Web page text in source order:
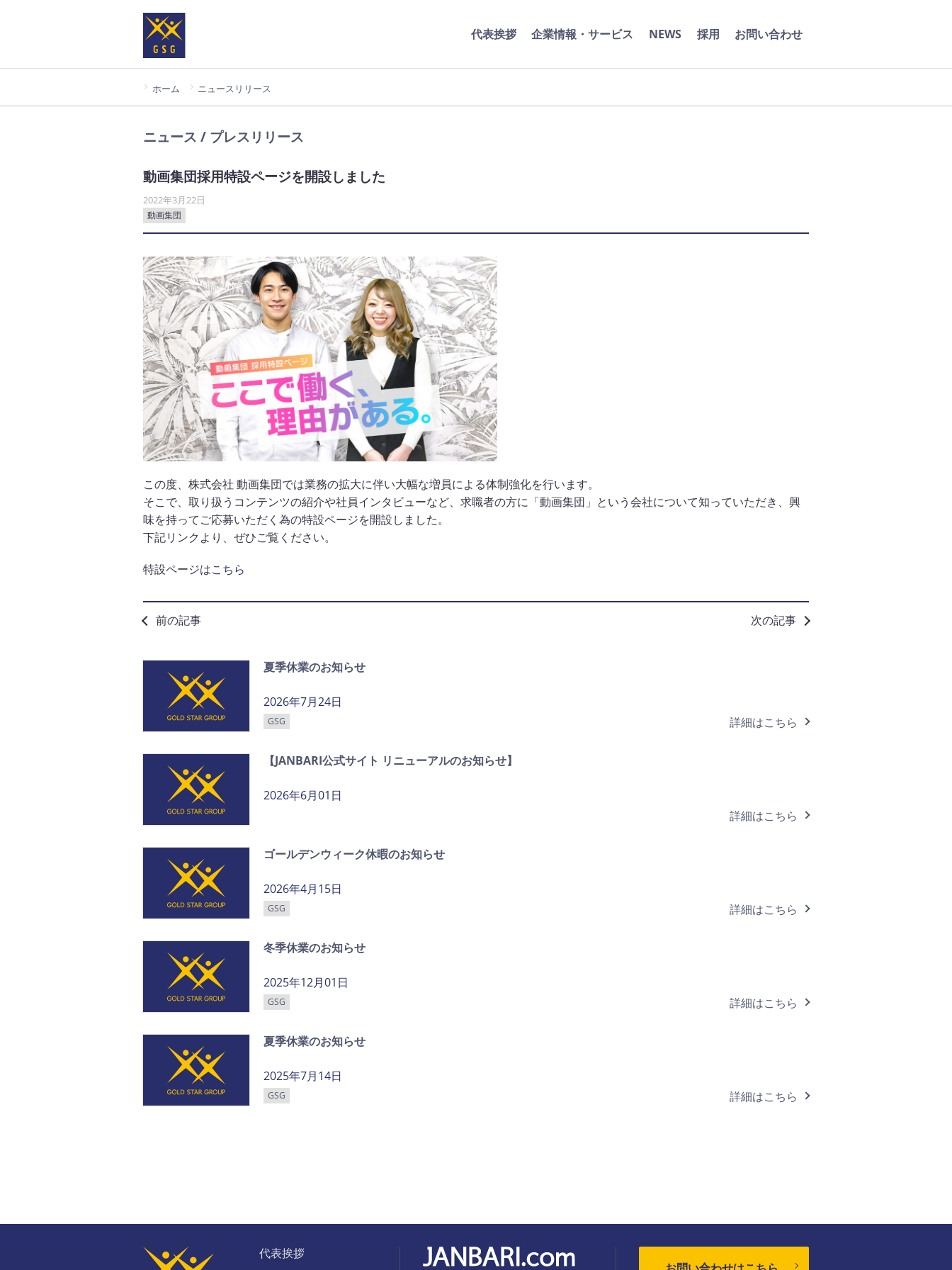
代表挨拶 企業情報・サービス NEWS 採用 お問い合わせ
ホーム ニュースリリース
ニュース / プレスリリース
動画集団採用特設ページを開設しました
2022年3月22日
動画集団
この度、株式会社 動画集団では業務の拡大に伴い大幅な増員による体制強化を行います。
そこで、取り扱うコンテンツの紹介や社員インタビューなど、求職者の方に「動画集団」という会社について知っていただき、興
味を持ってご応募いただく為の特設ページを開設しました。
下記リンクより、ぜひご覧ください。
特設ページはこちら
前の記事 次の記事
夏季休業のお知らせ
2026年7月24日
GSG 詳細はこちら
【JANBARI公式サイト リニューアルのお知らせ】
2026年6月01日
詳細はこちら
ゴールデンウィーク休暇のお知らせ
2026年4月15日
GSG 詳細はこちら
冬季休業のお知らせ
2025年12月01日
GSG 詳細はこちら
夏季休業のお知らせ
2025年7月14日
GSG 詳細はこちら
代表挨拶